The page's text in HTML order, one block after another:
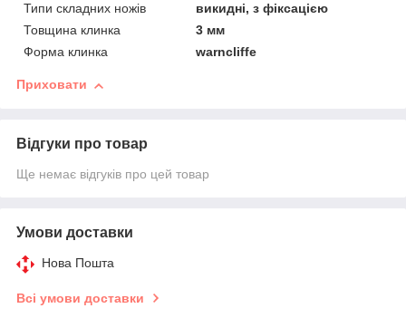
Типи складних ножів
викидні, з фіксацією
Товщина клинка
3 мм
Форма клинка
warncliffe
Приховати
Відгуки про товар
Ще немає відгуків про цей товар
Умови доставки
Нова Пошта
Всі умови доставки